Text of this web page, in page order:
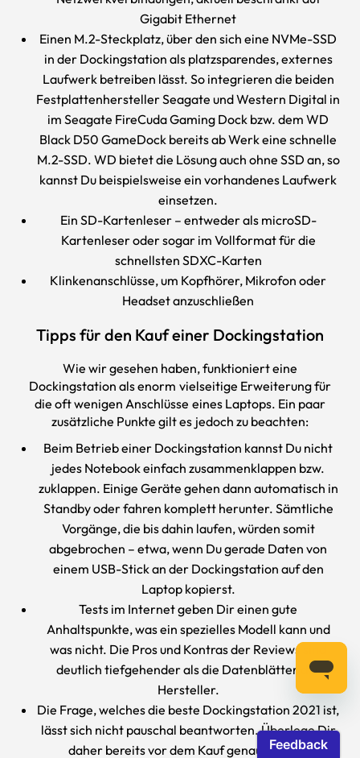
Gigabit Ethernet
Einen M.2-Steckplatz, über den sich eine NVMe-SSD
in der Dockingstation als platzsparendes, externes
Laufwerk betreiben lässt. So integrieren die beiden
Festplattenhersteller Seagate und Western Digital in
im Seagate FireCuda Gaming Dock bzw. dem WD
Black D50 GameDock bereits ab Werk eine schnelle
M.2-SSD. WD bietet die Lösung auch ohne SSD an, so
kannst Du beispielsweise ein vorhandenes Laufwerk
einsetzen.
Ein SD-Kartenleser – entweder als microSD-
Kartenleser oder sogar im Vollformat für die
schnellsten SDXC-Karten
Klinkenanschlüsse, um Kopfhörer, Mikrofon oder
Headsetanzuschließen
Tipps für den Kauf einer Dockingstation
Wie wir gesehen haben, funktioniert eine
Dockingstation als enorm vielseitige Erweiterung für
die oft wenigen Anschlüsse eines Laptops. Ein paar
zusätzliche Punkte gilt es jedoch zu beachten:
Beim Betrieb einer Dockingstation kannst Du nicht
jedes Notebook einfach zusammenklappen bzw.
zuklappen. Einige Geräte gehen dann automatisch in
Standby oder fahren komplett herunter. Sämtliche
Vorgänge, die bis dahin laufen, würden somit
abgebrochen – etwa, wenn Du gerade Daten von
einem USB-Stick an der Dockingstation auf den
Laptop kopierst.
Tests im Internet geben Dir einen gute
Anhaltspunkte, was ein spezielles Modell kann und
was nicht. Die Pros und Kontras der Reviews sind
deutlich tiefgehender als die Datenblätter der
Hersteller.
Die Frage, welches die beste Dockingstation 2021 ist,
lässt sich nicht pauschal beantworten. Überlege Dir
daher bereits vor dem Kauf genau, welche